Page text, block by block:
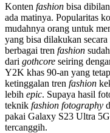
Konten fashion bisa
ada matinya. Popularitas
mudahnya orang untuk
yang bisa dilakukan secara
berbagai tren fashion
dari gothcore seiring
Y2K khas 90-an yang
ketinggalan tren fashion
lebih epic. Supaya hasil
teknik fashion fotography
pakai Galaxy S23 Ultra
tercanggih.